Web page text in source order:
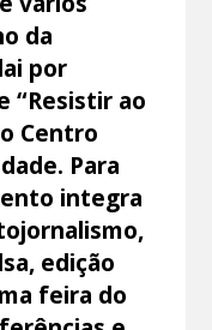
da
por
“Resistir ao
Centro
Para
integra
edição
feira do